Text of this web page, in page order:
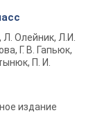
Олейник, Л.И.
Г. В. Гапьюк,
П. И.
издание